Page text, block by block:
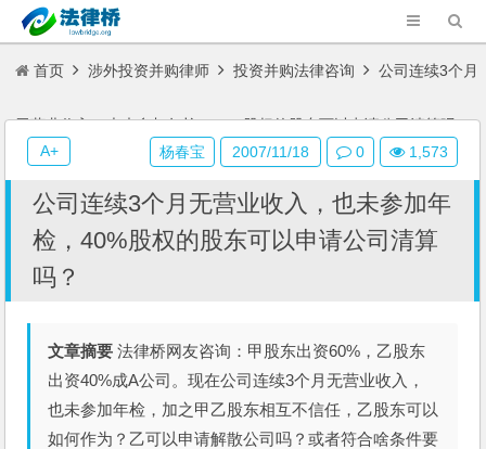
首页 涉外投资并购律师 投资并购法律咨询 公司连续3个月
无营业收入，也未参加年检，40%股权的股东可以申请公司清算吗？
公司连续3个月无营业收入，也未参加年
检，40%股权的股东可以申请公司清算
吗？
文章摘要 法律桥网友咨询：甲股东出资60%，乙股东
出资40%成A公司。现在公司连续3个月无营业收入，
也未参加年检，加之甲乙股东相互不信任，乙股东可以
如何作为？乙可以申请解散公司吗？或者符合啥条件要
杨春宝 2007/11/18 0 1,573
A+